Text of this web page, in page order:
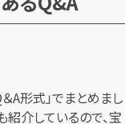
A形式」でまとめまし
介しているので、宝